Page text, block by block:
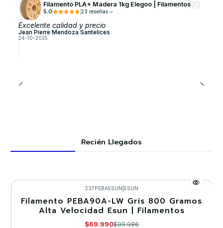
Filamento PLA+ Madera 1kg Elegoo | Filamentos
5.0 23 reseñas
Excelente calidad y precio
Jean Pierre Mendoza Santelices
24-10-2025
Recién Llegados
-30%
237PEBAESUN ESUN
Filamento PEBA90A-LW Gris 800 Gramos
Alta Velocidad Esun | Filamentos
$69.990$99.986